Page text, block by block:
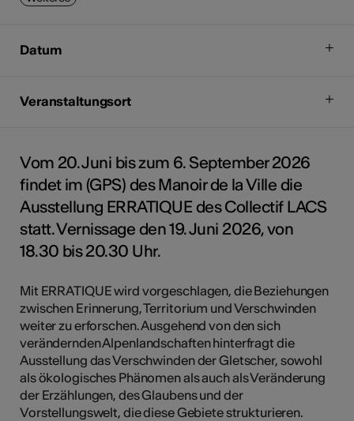
Datum
Veranstaltungsort
Vom 20. Juni bis zum 6. September 2026
findet im (GPS) des Manoir de la Ville die
Ausstellung ERRATIQUE des Collectif LACS
statt. Vernissage den 19. Juni 2026, von
18.30 bis 20.30 Uhr.
Mit ERRATIQUE wird vorgeschlagen, die Beziehungen
zwischen Erinnerung, Territorium und Verschwinden
weiter zu erforschen. Ausgehend von den sich
verändernden Alpenlandschaften hinterfragt die
Ausstellung das Verschwinden der Gletscher, sowohl
als ökologisches Phänomen als auch als Veränderung
der Erzählungen, des Glaubens und der
Vorstellungswelt, die diese Gebiete strukturieren.